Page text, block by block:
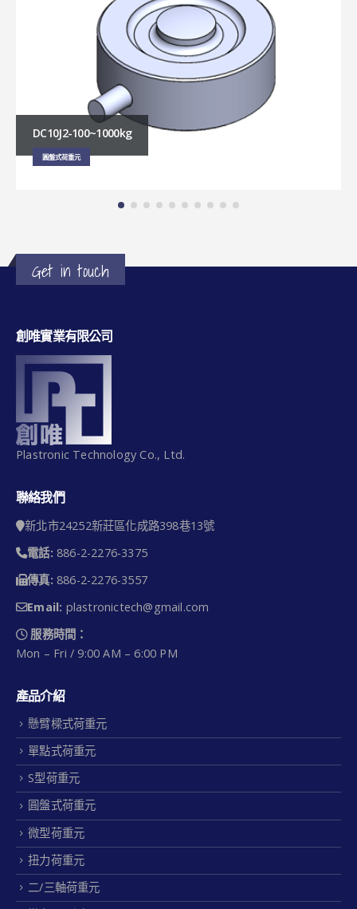
DC7-SS – 0.5~5t/15K(lb)
圓盤式荷重元
Get in touch
創唯實業有限公司
Plastronic Technology Co., Ltd.
聯絡我們
新北市24252新莊區化成路398巷13號
電話: 886-2-2276-3375
傳真: 886-2-2276-3557
Email: plastronictech@gmail.com
服務時間：
Mon – Fri / 9:00 AM – 6:00 PM
產品介紹
懸臂樑式荷重元
單點式荷重元
S型荷重元
圓盤式荷重元
微型荷重元
扭力荷重元
二/三軸荷重元